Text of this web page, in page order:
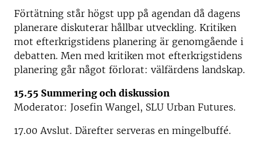
Förtätning står högst upp på agendan då dagens
planerare diskuterar hållbar utveckling. Kritiken
mot efterkrigstidens planering är genomgående i
debatten. Men med kritiken mot efterkrigstidens
planering går något förlorat: välfärdens landskap.
15.55 Summering och diskussion
Moderator: Josefin Wangel, SLU Urban Futures.
17.00 Avslut. Därefter serveras en mingelbuffé.